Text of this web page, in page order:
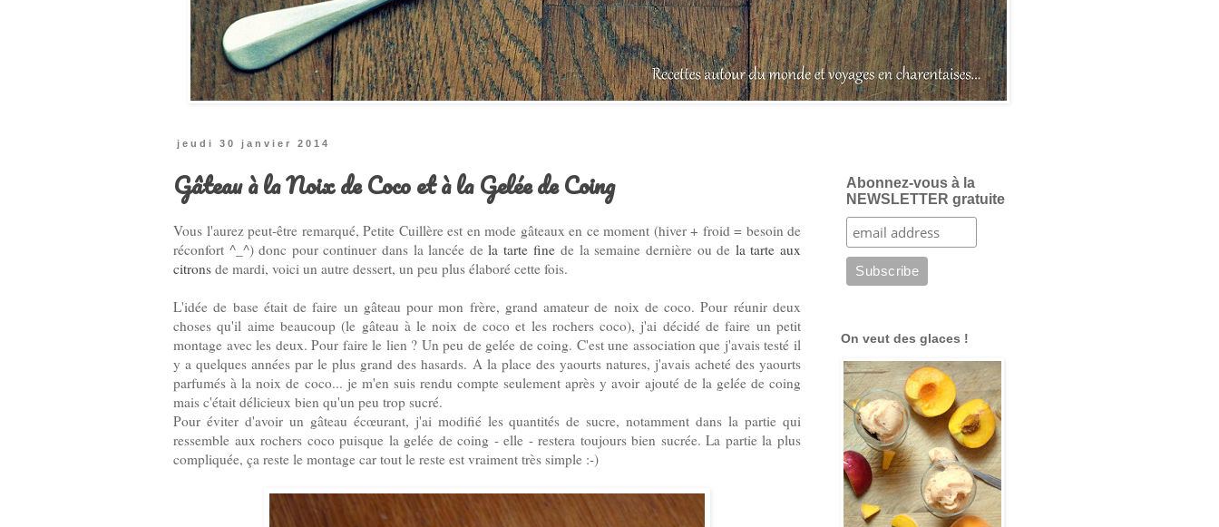
jeudi 30 janvier 2014
Gâteau à la Noix de Coco et à la Gelée de Coing
Vous l'aurez peut-être remarqué, Petite Cuillère est en mode gâteaux en ce moment (hiver + froid = besoin de
réconfort ^_^) donc pour continuer dans la lancée dela tarte finede la semaine dernière ou de la tarte aux
citrons de mardi, voici un autre dessert, un peu plus élaboré cette fois.
L'idée de base était de faire un gâteau pour mon frère, grand amateur de noix de coco. Pour réunir deux
choses qu'il aime beaucoup (le gâteau à le noix de coco et les rochers coco), j'ai décidé de faire un petit
montage avec les deux. Pour faire le lien ? Un peu de gelée de coing. C'est une association que j'avais testé il
y a quelques années par le plus grand des hasards. A la place des yaourts natures, j'avais acheté des yaourts
parfumés à la noix de coco... je m'en suis rendu compte seulement après y avoir ajouté de la gelée de coing
mais c'était délicieux bien qu'un peu trop sucré.
Pour éviter d'avoir un gâteau écœurant, j'ai modifié les quantités de sucre, notamment dans la partie qui
ressemble aux rochers coco puisque la gelée de coing - elle - restera toujours bien sucrée. La partie la plus
compliquée, ça reste le montage car tout le reste est vraiment très simple :-)
Abonnez-vous à la
NEWSLETTER gratuite
On veut des glaces !